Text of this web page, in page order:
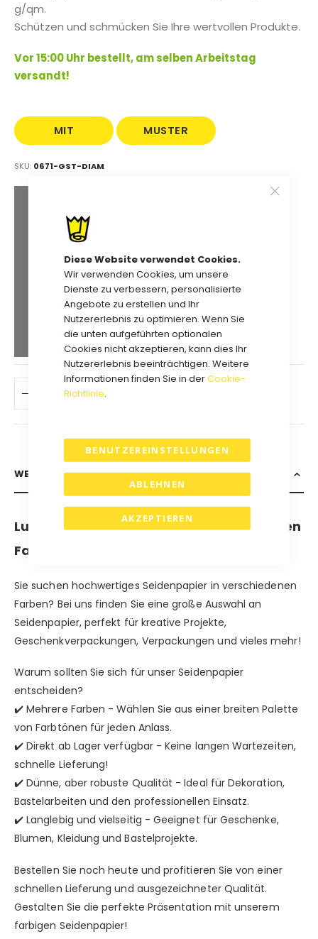
Diese Website verwendet Cookies.
Wir verwenden Cookies, um unsere
Dienste zu verbessern, personalisierte
Angebote zu erstellen und Ihr
Nutzererlebnis zu optimieren. Wenn Sie
die unten aufgeführten optionalen
Cookies nicht akzeptieren, kann dies Ihr
Nutzererlebnis beeinträchtigen. Weitere
Informationen finden Sie in derCookie-
Richtlinie.
AKZEPTIEREN
BENUTZEREINSTELLUNGEN
ABLEHNEN
g/qm.
Schützen und schmücken Sie Ihre wertvollen Produkte.
Vor 15:00 Uhr bestellt, am selben Arbeitstag
versandt!
MIT
MUSTER
SKU 0671-GST-DIAM
Kauf 2 für30,88 €
%
Kauf 5 für29,90 €jeweils und
8%
Kauf 10 für29,25 €jeweils und
10%
WEITERE INFORMATIONEN
Luxuriöses Seidenpapier in verschiedenen
Farben - direkt ab Lager lieferbar!
Sie suchen hochwertiges Seidenpapier in verschiedenen
Farben? Bei uns finden Sie eine große Auswahl an
Seidenpapier, perfekt für kreative Projekte,
Geschenkverpackungen, Verpackungen und vieles mehr!
Warum sollten Sie sich für unser Seidenpapier
entscheiden?
✔️ Mehrere Farben - Wählen Sie aus einer breiten Palette
von Farbtönen für jeden Anlass.
✔️ Direkt ab Lager verfügbar - Keine langen Wartezeiten,
schnelle Lieferung!
✔️ Dünne, aber robuste Qualität - Ideal für Dekoration,
Bastelarbeiten und den professionellen Einsatz.
✔️ Langlebig und vielseitig - Geeignet für Geschenke,
Blumen, Kleidung und Bastelprojekte.
Bestellen Sie noch heute und profitieren Sie von einer
schnellen Lieferung und ausgezeichneter Qualität.
Gestalten Sie die perfekte Präsentation mit unserem
farbigen Seidenpapier!